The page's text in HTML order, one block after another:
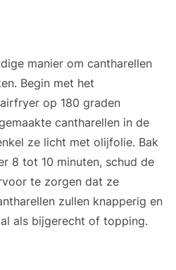
manier om cantharellen
Begin met het
op 180 graden
cantharellen in de
ze licht met olijfolie. Bak
8 tot 10 minuten, schud de
te zorgen dat ze
zullen knapperig en
als bijgerecht of topping.